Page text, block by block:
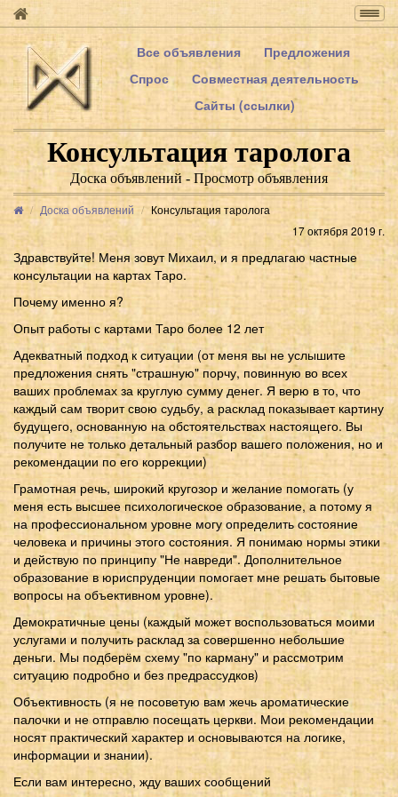
Все объявления
Предложения
Спрос
Совместная деятельность
Сайты (ссылки)
Консультация таролога
Доска объявлений - Просмотр объявления
Доска объявлений
Консультация таролога
17 октября 2019 г.
Здравствуйте! Меня зовут Михаил, и я предлагаю частные
консультации на картах Таро.
Почему именно я?
Опыт работы с картами Таро более 12 лет
Адекватный подход к ситуации (от меня вы не услышите
предложения снять "страшную" порчу, повинную во всех
ваших проблемах за круглую сумму денег. Я верю в то, что
каждый сам творит свою судьбу, а расклад показывает картину
будущего, основанную на обстоятельствах настоящего. Вы
получите не только детальный разбор вашего положения, но и
рекомендации по его коррекции)
Грамотная речь, широкий кругозор и желание помогать (у
меня есть высшее психологическое образование, а потому я
на профессиональном уровне могу определить состояние
человека и причины этого состояния. Я понимаю нормы этики
и действую по принципу "Не навреди". Дополнительное
образование в юриспруденции помогает мне решать бытовые
вопросы на объективном уровне).
Демократичные цены (каждый может воспользоваться моими
услугами и получить расклад за совершенно небольшие
деньги. Мы подберём схему "по карману" и рассмотрим
ситуацию подробно и без предрассудков)
Объективность (я не посоветую вам жечь ароматические
палочки и не отправлю посещать церкви. Мои рекомендации
носят практический характер и основываются на логике,
информации и знании).
Если вам интересно, жду ваших сообщений